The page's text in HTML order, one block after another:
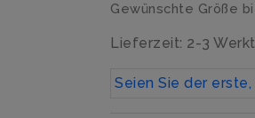
Gewünschte Größe
Lieferzeit: 2-3
Seien Sie der